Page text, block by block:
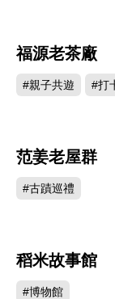
福源老茶廠
#親子共遊 #打
范姜老屋群
#古蹟巡禮
稻米故事館
#博物館